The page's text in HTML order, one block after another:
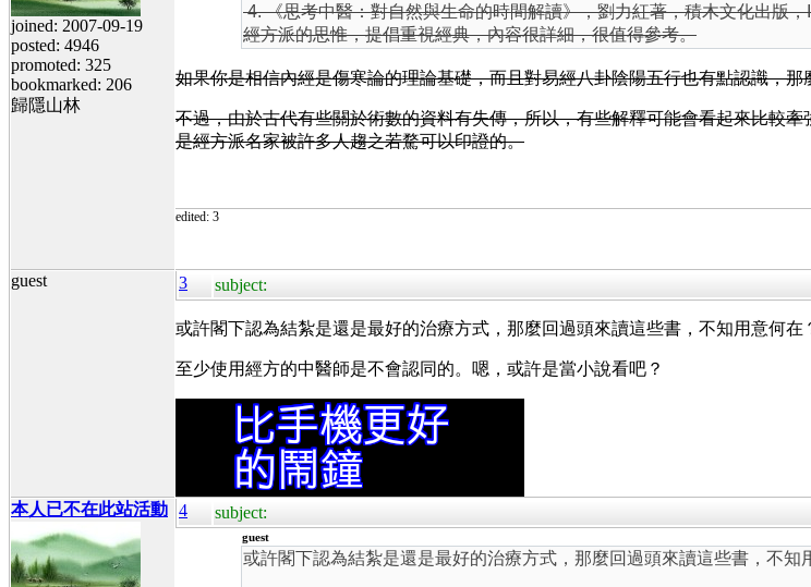
joined: 2007-09-19
posted: 4946
promoted: 325
bookmarked: 206
歸隱山林
4. 《思考中醫：對自然與生命的時間解讀》，劉力紅著，積木文化出版
經方派的思惟，提倡重視經典，內容很詳細，很值得參考。
如果你是相信內經是傷寒論的理論基礎，而且對易經八卦陰陽五行也有點認識，
不過，由於古代有些關於術數的資料有失傳，所以，有些解釋可能會看起來比較
是經方派名家被許多人趨之若騖可以印證的。
edited: 3
guest 3 subject:
或許閣下認為結紮是還是最好的治療方式，那麼回過頭來讀這些書，不知用意何在
至少使用經方的中醫師是不會認同的。嗯，或許是當小說看吧？
本人已不在此站活動 4 subject:
guest
或許閣下認為結紮是還是最好的治療方式，那麼回過頭來讀這些書，不知